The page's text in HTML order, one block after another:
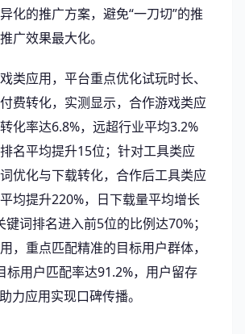
化的推广方案，避免“一刀切”的推
广效果最大化。
类应用，平台重点优化试玩时长、
费转化，实测显示，合作游戏类应
化率达6.8%，远超行业平均3.2%
名平均提升15位；针对工具类应
优化与下载转化，合作后工具类应
均提升220%，日下载量平均增长
键词排名进入前5位的比例达70%；
，重点匹配精准的目标用户群体，
标用户匹配率达91.2%，用户留存
力应用实现口碑传播。